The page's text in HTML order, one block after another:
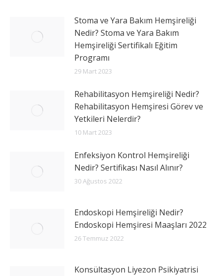
Stoma ve Yara Bakım Hemşireliği
Nedir? Stoma ve Yara Bakım
Hemşireliği Sertifikalı Eğitim
Programı
29 Mart 2023
Rehabilitasyon Hemşireliği Nedir?
Rehabilitasyon Hemşiresi Görev ve
Yetkileri Nelerdir?
10 Mart 2023
Enfeksiyon Kontrol Hemşireliği
Nedir? Sertifikası Nasıl Alınır?
30 Ağustos 2022
Endoskopi Hemşireliği Nedir?
Endoskopi Hemşiresi Maaşları 2022
26 Temmuz 2022
Konsültasyon Liyezon Psikiyatrisi